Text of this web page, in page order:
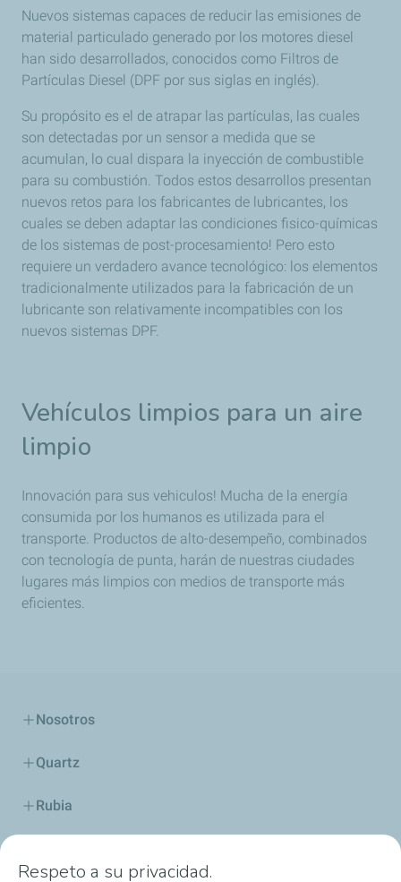
Nuevos sistemas capaces de reducir las emisiones de
material particulado generado por los motores diesel
han sido desarrollados, conocidos como Filtros de
Partículas Diesel (DPF por sus siglas en inglés).
Su propósito es el de atrapar las partículas, las cuales
son detectadas por un sensor a medida que se
acumulan, lo cual dispara la inyección de combustible
para su combustión. Todos estos desarrollos presentan
nuevos retos para los fabricantes de lubricantes, los
cuales se deben adaptar las condiciones fisico-químicas
de los sistemas de post-procesamiento! Pero esto
requiere un verdadero avance tecnológico: los elementos
tradicionalmente utilizados para la fabricación de un
lubricante son relativamente incompatibles con los
nuevos sistemas DPF.
Vehículos limpios para un aire
limpio
Innovación para sus vehiculos! Mucha de la energía
consumida por los humanos es utilizada para el
transporte. Productos de alto-desempeño, combinados
con tecnología de punta, harán de nuestras ciudades
lugares más limpios con medios de transporte más
eficientes.
Nosotros
Quartz
Rubia
Respeto a su privacidad.